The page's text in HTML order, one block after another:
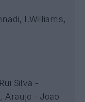
I.Williams,
Rui Silva -
Araujo - Joao